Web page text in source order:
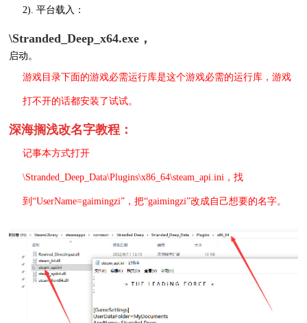
2). 平台载入：
\Stranded_Deep_x64.exe，
启动。
游戏目录下面的游戏必需运行库是这个游戏必需的运行库，游戏
打不开的话都安装了试试。
深海搁浅改名字教程：
记事本方式打开
\Stranded_Deep_Data\Plugins\x86_64\steam_api.ini，找
到“UserName=gaimingzi”，把“gaimingzi”改成自己想要的名字。